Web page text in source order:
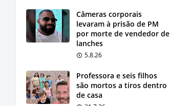
Câmeras corporais
levaram à prisão de PM
por morte de vendedor de
lanches
5.8.26
Professora e seis filhos
são mortos a tiros dentro
de casa